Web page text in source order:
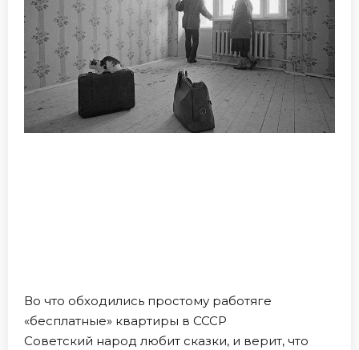
Во что обходились простому работяге
«бесплатные» квартиры в СССР
Советский народ любит сказки, и верит, что